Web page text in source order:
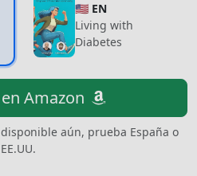
🇺🇸 EN
Living with
Diabetes
Amazon
aún, prueba España o
EE.UU.